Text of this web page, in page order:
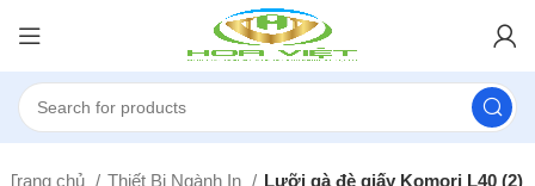
Trang chủ Thiết Bị Ngành In Lưỡi gà đè giấy Komori L40 (2)